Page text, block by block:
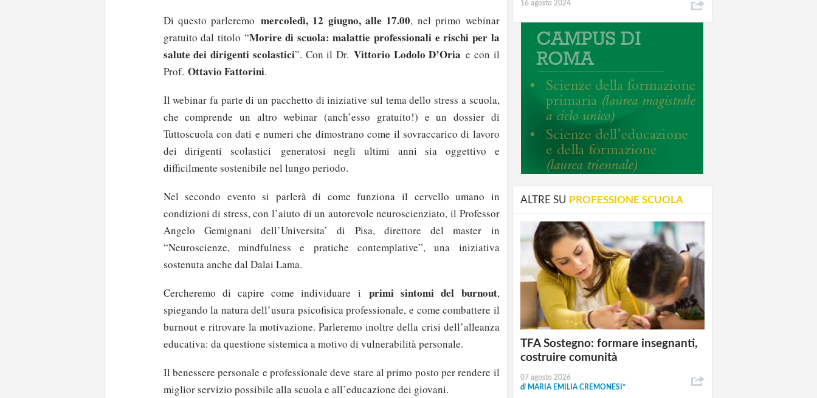
Di questo parleremo mercoledì, 12 giugno, alle 17.00, nel primo webinar
gratuito dal titolo “Morire di scuola: malattie professionali e rischi per la
salute dei dirigenti scolastici”. Con il Dr. Vittorio Lodolo D’Oria e con il
Prof. Ottavio Fattorini.
Il webinar fa parte di un pacchetto di iniziative sul tema dello stress a scuola,
che comprende un altro webinar (anch’esso gratuito!) e un dossier di
Tuttoscuola con dati e numeri che dimostrano come il sovraccarico di lavoro
dei dirigenti scolastici generatosi negli ultimi anni sia oggettivo e
difficilmente sostenibile nel lungo periodo.
Nel secondo evento si parlerà di come funziona il cervello umano in
condizioni di stress, con l’aiuto di un autorevole neuroscienziato, il Professor
Angelo Gemignani dell’Universita’ di Pisa, direttore del master in
“Neuroscienze, mindfulness e pratiche contemplative”, una iniziativa
sostenuta anche dal Dalai Lama.
Cercheremo di capire come individuare i primi sintomi del burnout,
spiegando la natura dell’usura psicofisica professionale, e come combattere il
burnout e ritrovare la motivazione. Parleremo inoltre della crisi dell’alleanza
educativa: da questione sistemica a motivo di vulnerabilità personale.
Il benessere personale e professionale deve stare al primo posto per rendere il
miglior servizio possibile alla scuola e all’educazione dei giovani.
16 agosto 2024
ALTRE SU PROFESSIONE SCUOLA
TFA Sostegno: formare insegnanti,
costruire comunità
07 agosto 2026
di MARIA EMILIA CREMONESI*